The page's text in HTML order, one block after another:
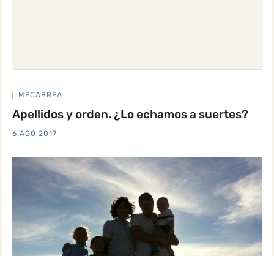
MECABREA
Apellidos y orden. ¿Lo echamos a suertes?
6 AGO 2017